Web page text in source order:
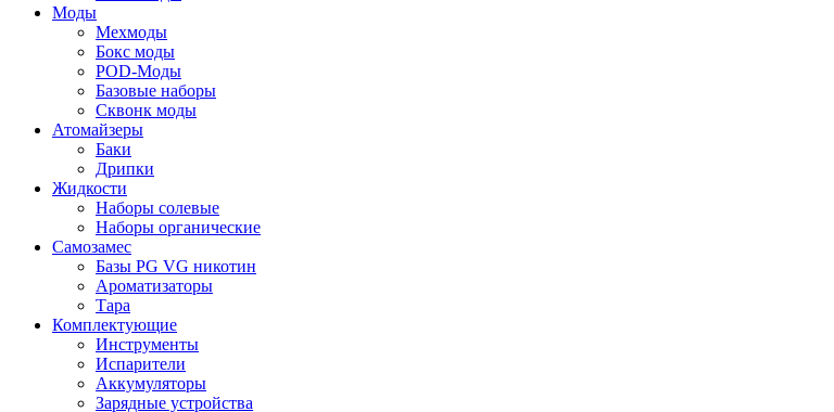
Моды
Мехмоды
Бокс моды
POD-Моды
Базовые наборы
Сквонк моды
Атомайзеры
Баки
Дрипки
Жидкости
Наборы солевые
Наборы органические
Самозамес
Базы PG VG никотин
Ароматизаторы
Тара
Комплектующие
Инструменты
Испарители
Аккумуляторы
Зарядные устройства